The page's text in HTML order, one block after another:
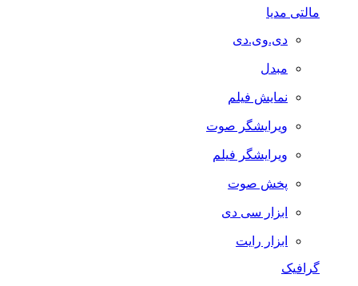
مالتی مدیا
دی.وی.دی
مبدل
نمایش فیلم
ویرایشگر صوت
ویرایشگر فیلم
پخش صوت
ابزار سی دی
ابزار رایت
گرافیک